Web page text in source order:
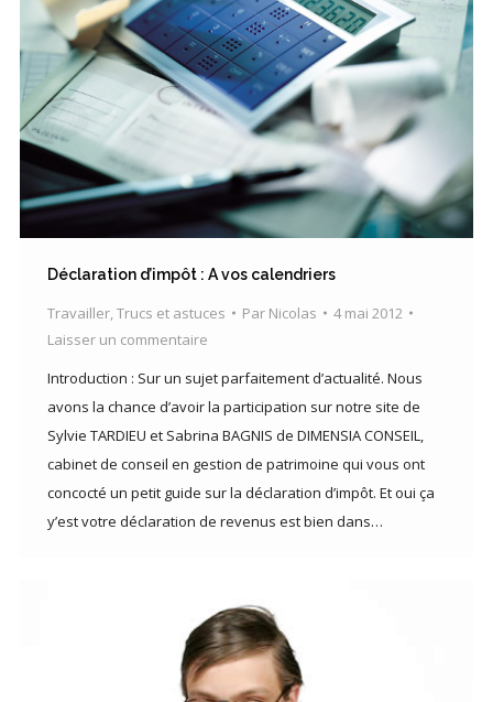
Déclaration d’impôt : A vos calendriers
Travailler,Trucs et astuces Par Nicolas
4 mai 2012
Laisser un commentaire
Introduction : Sur un sujet parfaitement d’actualité. Nous
avons la chance d’avoir la participation sur notre site de
Sylvie TARDIEU et Sabrina BAGNIS de DIMENSIA CONSEIL,
cabinet de conseil en gestion de patrimoine qui vous ont
concocté un petit guide sur la déclaration d’impôt. Et oui ça
y’est votre déclaration de revenus est bien dans…